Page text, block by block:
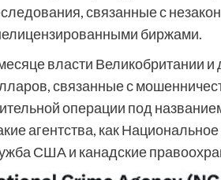
связанные с
биржами.
власти Великобритании
связанные с
операции под
агентства, как
США и канадские